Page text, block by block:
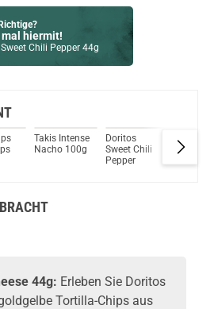
mal hiermit!
Chili Pepper 44g
Buldak Cheese Bag 140g
sparen?
hier!
Pod System 1,5ml 500mAh Kit Gold
Takis Intense
Nacho 100g
Doritos
Sweet Chili
Pepper
Takis
Volcano
44g: Erleben Sie Doritos
Tortilla-Chips aus